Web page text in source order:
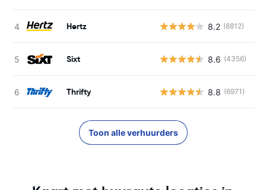
Hertz 8.2 (8812)
Sixt 8.6 (4356)
Thrifty 8.8 (6971)
Toon alle verhuurders